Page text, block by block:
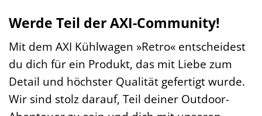
Werde Teil der AXI-Community!
Mit dem AXI Kühlwagen »Retro« entscheidest
du dich für ein Produkt, das mit Liebe zum
Detail und höchster Qualität gefertigt wurde.
Wir sind stolz darauf, Teil deiner Outdoor-